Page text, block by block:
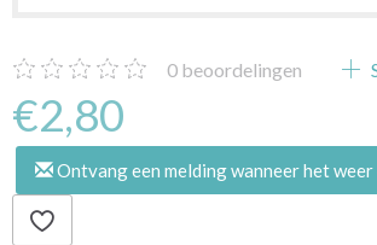
0 beoordelingen
€2,80
Ontvang een melding wanneer het